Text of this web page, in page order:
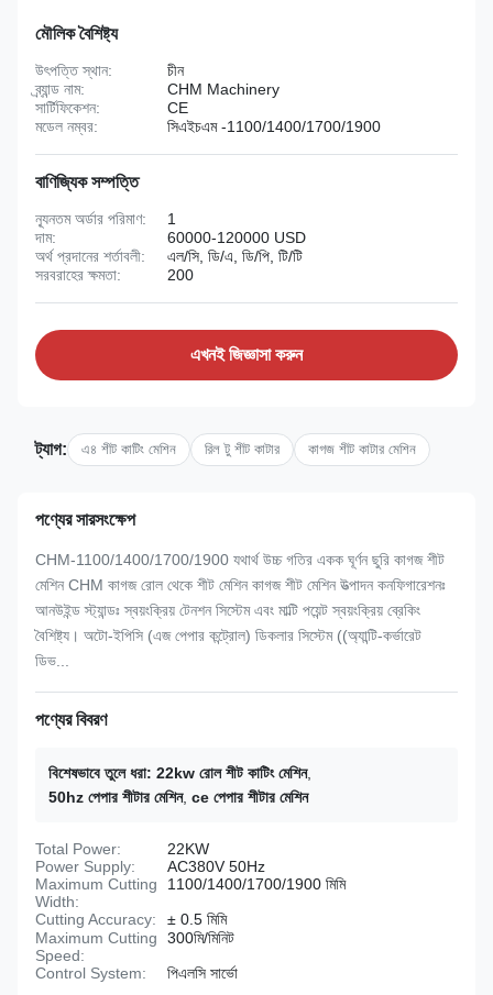
মৌলিক বৈশিষ্ট্য
উৎপত্তি স্থান:
চীন
ব্র্যান্ড নাম:
CHM Machinery
সার্টিফিকেশন:
CE
মডেল নম্বর:
সিএইচএম -1100/1400/1700/1900
বাণিজ্যিক সম্পত্তি
ন্যূনতম অর্ডার পরিমাণ:
1
দাম:
60000-120000 USD
অর্থ প্রদানের শর্তাবলী:
এল/সি, ডি/এ, ডি/পি, টি/টি
সরবরাহের ক্ষমতা:
200
এখনই জিজ্ঞাসা করুন
ট্যাগ: এ৪ শীট কাটিং মেশিন রিল টু শীট কাটার কাগজ শীট কাটার মেশিন
পণ্যের সারসংক্ষেপ
CHM-1100/1400/1700/1900 যথার্থ উচ্চ গতির একক ঘূর্ণন ছুরি কাগজ শীট
মেশিন CHM কাগজ রোল থেকে শীট মেশিন কাগজ শীট মেশিন উত্পাদন কনফিগারেশনঃ
আনউইন্ড স্ট্যান্ডঃ স্বয়ংক্রিয় টেনশন সিস্টেম এবং মাল্টি পয়েন্ট স্বয়ংক্রিয় ব্রেকিং
বৈশিষ্ট্য। অটো-ইপিসি (এজ পেপার কন্ট্রোল) ডিকলার সিস্টেম ((অ্যান্টি-কর্ভারেট
ডিভ...
পণ্যের বিবরণ
বিশেষভাবে তুলে ধরা: 22kw রোল শীট কাটিং মেশিন,
50hz পেপার শীটার মেশিন, ce পেপার শীটার মেশিন
Total Power:
22KW
Power Supply:
AC380V 50Hz
Maximum Cutting
Width:
1100/1400/1700/1900 মিমি
Cutting Accuracy:
± 0.5 মিমি
Maximum Cutting
Speed:
300মি/মিনিট
Control System:
পিএলসি সার্ভো